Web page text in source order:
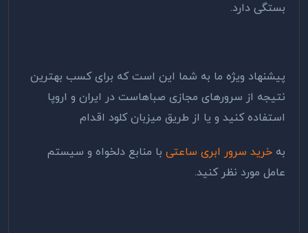
بستگی دارد.
پیشنهاد ویژه ما به شما این است که برای کسب بهترین
نتیجه از سرور‌های مجازی صباهاست در ایران و اروپا
استفاده کنید و یا از طریق میزبان کلود اقدام
به خرید سرور ابری ساعتی با منابع دلخواه و سیستم
عامل مورد نظر کنید.